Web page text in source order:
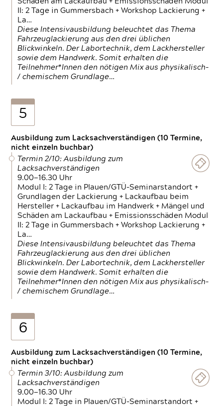
II: 2 Tage in Gummersbach + Workshop Lackierung +
La…
Diese Intensivausbildung beleuchtet das Thema
Fahrzeuglackierung aus den drei üblichen
Blickwinkeln. Der Labortechnik, dem Lackhersteller
sowie dem Handwerk. Somit erhalten die
Teilnehmer*Innen den nötigen Mix aus physikalisch-
/ chemischem Grundlage…
5
Ausbildung zum Lacksachverständigen (10 Termine,
nicht einzeln buchbar)
Termin 2/10: Ausbildung zum
Lacksachverständigen
9.00—16.30 Uhr
Modul I: 2 Tage in Plauen/GTÜ-Seminarstandort +
Grundlagen der Lackierung + Lackaufbau beim
Hersteller + Lackaufbau im Handwerk + Mängel und
Schäden am Lackaufbau + Emissionsschäden Modul
II: 2 Tage in Gummersbach + Workshop Lackierung +
La…
Diese Intensivausbildung beleuchtet das Thema
Fahrzeuglackierung aus den drei üblichen
Blickwinkeln. Der Labortechnik, dem Lackhersteller
sowie dem Handwerk. Somit erhalten die
Teilnehmer*Innen den nötigen Mix aus physikalisch-
/ chemischem Grundlage…
6
Ausbildung zum Lacksachverständigen (10 Termine,
nicht einzeln buchbar)
Termin 3/10: Ausbildung zum
Lacksachverständigen
9.00—16.30 Uhr
Modul I: 2 Tage in Plauen/GTÜ-Seminarstandort +